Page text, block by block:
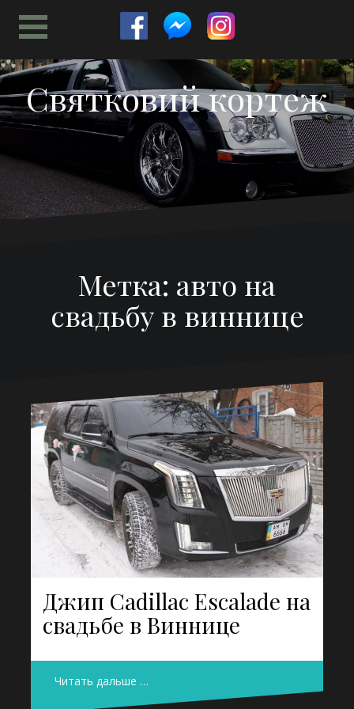
содержимому
Святковий кортеж
Метка: авто на
свадьбу в виннице
Джип Cadillac Escalade на
свадьбе в Виннице
Читать дальше …